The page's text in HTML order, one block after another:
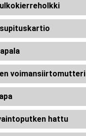
voimansiirtomutteri
hattu